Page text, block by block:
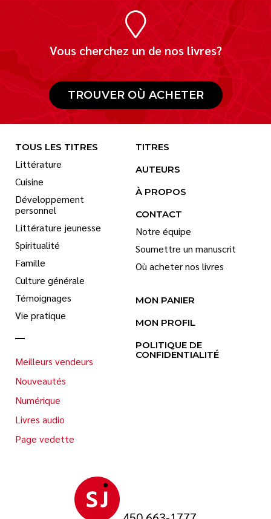
Vous cherchez un de nos livres?
TROUVER OÙ ACHETER
TOUS LES TITRES
Littérature
Cuisine
Développement
personnel
Littérature jeunesse
Spiritualité
Famille
Culture générale
Témoignages
Vie pratique
Meilleurs vendeurs
Nouveautés
Numérique
Livres audio
Page vedette
TITRES
AUTEURS
À PROPOS
CONTACT
Notre équipe
Soumettre un manuscrit
Où acheter nos livres
MON PANIER
MON PROFIL
POLITIQUE DE
CONFIDENTIALITÉ